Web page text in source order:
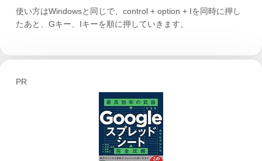
使い方はWindowsと同じで、control + option + Iを同時に押し
たあと、Gキー、Iキーを順に押していきます。
PR